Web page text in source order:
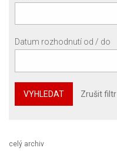
Datum rozhodnutí od / do
VYHLEDAT Zrušit filtr
celý archiv